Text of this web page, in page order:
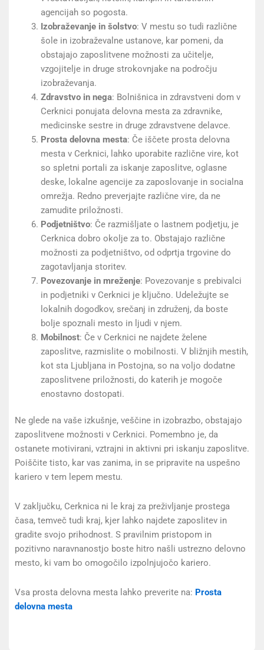
agencijah so pogosta.
Izobraževanje in šolstvo: V mestu so tudi različne
šole in izobraževalne ustanove, kar pomeni, da
obstajajo zaposlitvene možnosti za učitelje,
vzgojitelje in druge strokovnjake na področju
izobraževanja.
Zdravstvo in nega: Bolnišnica in zdravstveni dom v
Cerknici ponujata delovna mesta za zdravnike,
medicinske sestre in druge zdravstvene delavce.
Prosta delovna mesta: Če iščete prosta delovna
mesta v Cerknici, lahko uporabite različne vire, kot
so spletni portali za iskanje zaposlitve, oglasne
deske, lokalne agencije za zaposlovanje in socialna
omrežja. Redno preverjajte različne vire, da ne
zamudite priložnosti.
Podjetništvo: Če razmišljate o lastnem podjetju, je
Cerknica dobro okolje za to. Obstajajo različne
možnosti za podjetništvo, od odprtja trgovine do
zagotavljanja storitev.
Povezovanje in mreženje: Povezovanje s prebivalci
in podjetniki v Cerknici je ključno. Udeležujte se
lokalnih dogodkov, srečanj in združenj, da boste
bolje spoznali mesto in ljudi v njem.
Mobilnost: Če v Cerknici ne najdete želene
zaposlitve, razmislite o mobilnosti. V bližnjih mestih,
kot sta Ljubljana in Postojna, so na voljo dodatne
zaposlitvene priložnosti, do katerih je mogoče
enostavno dostopati.
Ne glede na vaše izkušnje, veščine in izobrazbo, obstajajo
zaposlitvene možnosti v Cerknici. Pomembno je, da
ostanete motivirani, vztrajni in aktivni pri iskanju zaposlitve.
Poiščite tisto, kar vas zanima, in se pripravite na uspešno
kariero v tem lepem mestu.
V zaključku, Cerknica ni le kraj za preživljanje prostega
časa, temveč tudi kraj, kjer lahko najdete zaposlitev in
gradite svojo prihodnost. S pravilnim pristopom in
pozitivno naravnanostjo boste hitro našli ustrezno delovno
mesto, ki vam bo omogočilo izpolnjujočo kariero.
Vsa prosta delovna mesta lahko preverite na: Prosta
delovna mesta